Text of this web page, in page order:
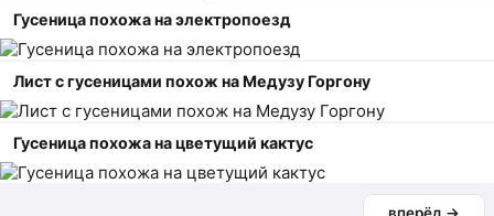
Гусеница похожа на электропоезд
Лист с гусеницами похож на Медузу Горгону
Гусеница похожа на цветущий кактус